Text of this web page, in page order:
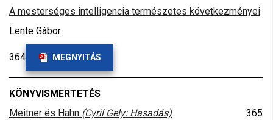
A mesterséges intelligencia természetes következményei
Lente Gábor
364 MEGNYITÁS
KÖNYVISMERTETÉS
Meitner és Hahn (Cyril Gely: Hasadás) 365